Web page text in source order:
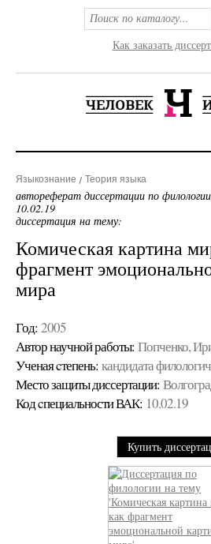
Как заказать
Языкознание Теория языка
автореферат диссертации по
10.02.19
диссертация на тему:
Комическая картина
фрагмент
мира
Год: 2005
Автор научной работы: Попченко,
Ученая cтепень: кандидата
Место защиты диссертации:
Код cпециальности ВАК: 10.02.19
Купить